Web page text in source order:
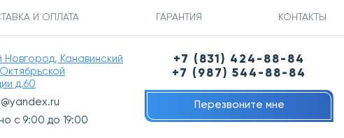
И ОПЛАТА ГАРАНТИЯ КОНТАКТЫ
Новгород, Канавинский
д.60
с 9:00 до 19:00
+7 (831) 424-88-84
+7 (987) 544-88-84
Перезвоните мне